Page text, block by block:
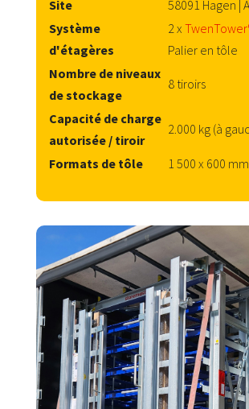
Site
58091 Hagen |
Système
d'étagères
2 x
Palier en tôle
Nombre de niveaux
de stockage
8 tiroirs
Capacité de charge
autorisée / tiroir
2.000 kg (à
Formats de tôle 1 500 x 600 mm